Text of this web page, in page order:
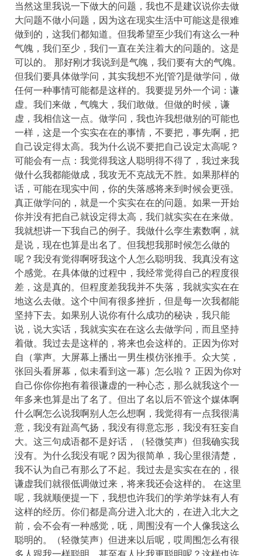
当然这里我说一下做大的问题，我也不是建议说你去做
大问题不做小问题，因为这在现实生活中可能这是很难
做到的，这我们都知道。但我希望至少我们有这么一种
气魄，我们至少，我们一直在关注着大的问题的。这是
可以的。 那好刚才我说到是气魄，我们要有大的气魄。
但我们要具体做学问，其实我想不光[管?]是做学问，做
任何一种事情可能都是这样的。我要提另外一个词：谦
虚。我们来做，气魄大，我们敢做。但做的时候，谦
虚，我相信这一点。做学问，我也许我想做别的可能也
一样，这是一个实实在在的事情，不要把，事先啊，把
自己设定得太高。我为什么说不要把自己设定太高呢？
可能会有一点：我觉得我这人聪明得不得了，我过来我
做什么我都能做成，我攻无不克战无不胜。如果那样的
话，可能在现实中间，你的失落感将来到时候会更强。
真正做学问的，就是一个实实在在的问题。如果一开始
你并没有把自己就设定得太高，我们就实实在在来做。
我就想讲一下我自己的例子。我做什么孪生素数啊，就
是说，现在也算是出名了。但我想我那时候怎么做的
呢？我没有觉得啊呀我这个人怎么聪明我、我真没有这
个感觉。在具体做的过程中，我经常觉得自己的程度很
差，这是真的。但程度差我我并不失落，我就实实在在
地这么去做。这个中间有很多挫折，但是每一次我都能
坚持下去。如果别人说你有什么成功的秘诀，我只能
说，说大实话，我就实实在在这么去做学问，而且坚持
着做。我过去是这样的，将来也会这样的。正因为你对
自（掌声。大屏幕上播出一男生模仿张推手。众大笑，
张回头看屏幕，似未看到这一幕）怎么啦？ 正因为你对
自己你你你抱有着很谦虚的一种心态，那么就我这个一
年多来也算是出了名了。但出了名以后不管这个媒体啊
什么啊怎么说我啊别人怎么想啊，我觉得有一点我很满
意，我没有趾高气扬，我没有得意忘形，我没有狂妄自
大。这三句成语都不是好话，（轻微笑声）但我确实我
没有。为什么我没有呢？因为很简单，我心里很清楚，
我不认为自己有那么了不起。我过去是实实在在的，很
谦虚我们就很低调做过来，将来我还会这样的。 在这里
呢，我就顺便提一下，我想也许我们的学弟学妹有人有
这样的经历。你们都是高分进入北大的，在进入北大之
前，会不会有一种感觉，呒，周围没有一个人像我这么
聪明的。（轻微笑声）但进来以后呢，哎周围怎么有很
多人跟我一样聪明，甚至有人比我更聪明呢？这样也许